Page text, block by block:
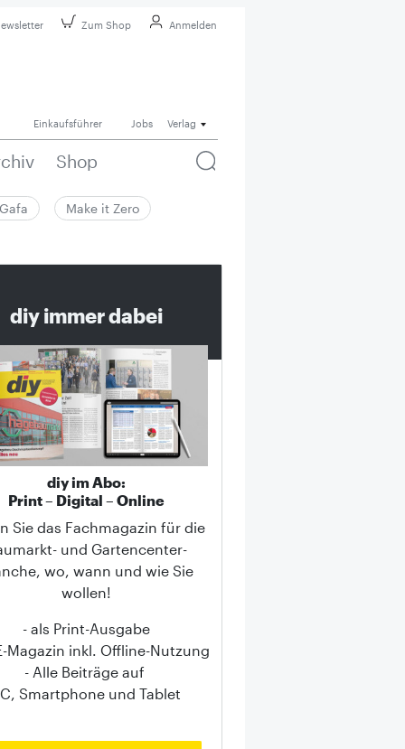
Zum Shop Anmelden
Einkaufsführer Jobs Verlag
Shop
Make it Zero
diy immer dabei
diy im Abo:
Print – Digital – Online
Sie das Fachmagazin für die
und Gartencenter-
wo, wann und wie Sie
wollen!
- als Print-Ausgabe
Magazin inkl. Offline-Nutzung
- Alle Beiträge auf
Smartphone und Tablet